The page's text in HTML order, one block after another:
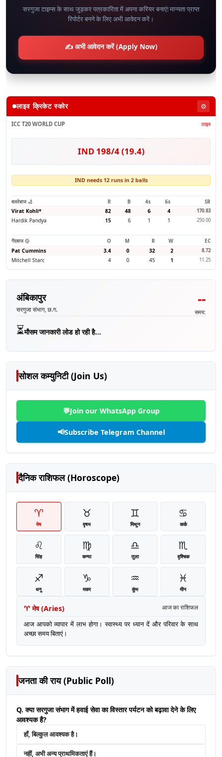
सरगुजा टाइम्स के साथ जुड़कर पत्रकारिता में अपना करियर बनाएं! मान्यता प्राप्त
रिपोर्टर बनने के लिए अभी आवेदन करें।
✍️ अभी आवेदन करें (Apply Now)
लाइव क्रिकेट स्कोर ⚙️
ICC T20 WORLD CUP लाइव
IND 198/4 (19.4)
IND needs 12 runs in 2 balls
बल्लेबाज 🏏 R B 4s 6s
SR
Virat Kohli* 82 48 6 4 170.83
Hardik Pandya 15 6 1 1 250.00
गेंदबाज 🥎 O M R W
EC
Pat Cummins
3.4 0 32 2 8.72
Mitchell Starc 4 0 45 1 11.25
अंबिकापुर
सरगुजा संभाग, छ.ग.
--
समय:
⏳मौसम जानकारी लोड हो रही है...
सोशल कम्युनिटी (Join Us)
💬Join our WhatsApp Group
📢Subscribe Telegram Channel
दैनिक राशिफल (Horoscope)
♈
मेष
♉
वृषभ
♊
मिथुन
♋
कर्क
♌
सिंह
♍
कन्या
♎
तुला
♏
वृश्चिक
♐
धनु
♑
मकर
♒
कुंभ
♓
मीन
♈ मेष(Aries) आज का राशिफल
आज आपको व्यापार में लाभ होगा। स्वास्थ्य पर ध्यान दें और परिवार के साथ
अच्छा समय बिताएं।
जनता की राय (Public Poll)
Q. क्या सरगुजा संभाग में हवाई सेवा का विस्तार पर्यटन को बढ़ावा देने के लिए
आवश्यक है?
हाँ, बिल्कुल आवश्यक है।
नहीं, अभी अन्य प्राथमिकताएं हैं।